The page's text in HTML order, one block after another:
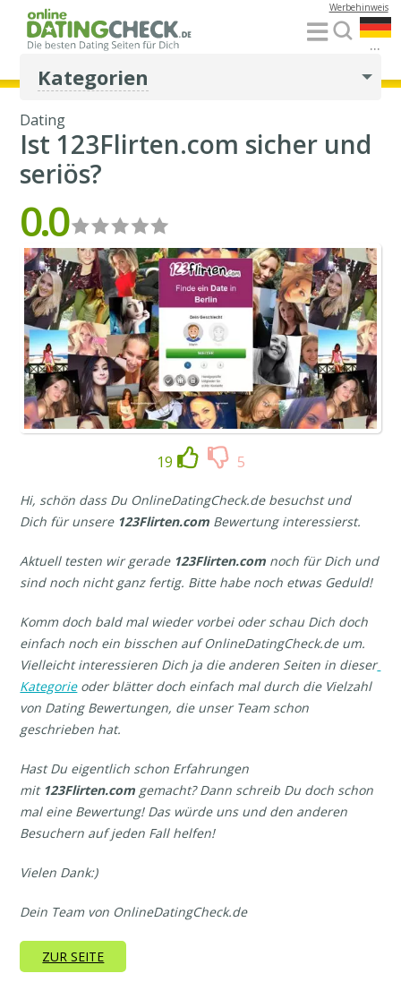
...
Werbehinweis
Kategorien
Dating
Ist 123Flirten.com sicher und
seriös?
0.0
19 5
Hi, schön dass Du OnlineDatingCheck.de besuchst und
Dich für unsere 123Flirten.com Bewertung interessierst.
Aktuell testen wir gerade 123Flirten.com noch für Dich und
sind noch nicht ganz fertig. Bitte habe noch etwas Geduld!
Komm doch bald mal wieder vorbei oder schau Dich doch
einfach noch ein bisschen auf OnlineDatingCheck.de um.
Vielleicht interessieren Dich ja die anderen Seiten in dieser
Kategorieoder blätter doch einfach mal durch die Vielzahl
von Dating Bewertungen, die unser Team schon
geschrieben hat.
Hast Du eigentlich schon Erfahrungen
mit 123Flirten.com gemacht? Dann schreib Du doch schon
mal eine Bewertung! Das würde uns und den anderen
Besuchern auf jeden Fall helfen!
Vielen Dank:)
Dein Team von OnlineDatingCheck.de
ZUR SEITE